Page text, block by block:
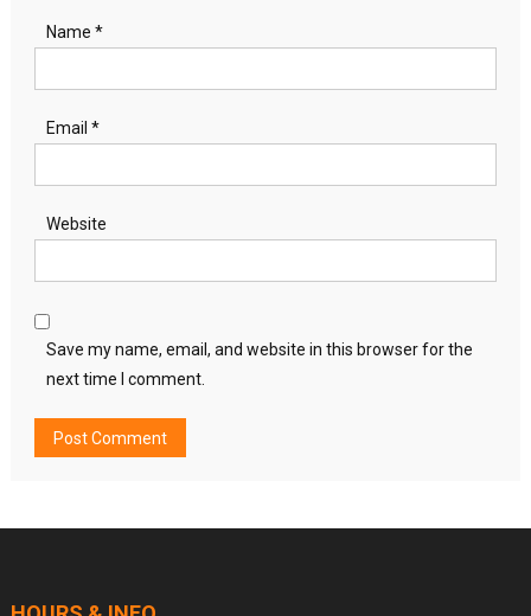
Name *
Email *
Website
Save my name, email, and website in this browser for the
next time I comment.